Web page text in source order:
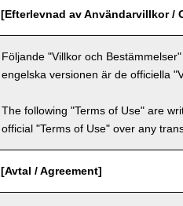
[Efterlevnad av Användarvillkor /
Följande "Villkor och
engelska versionen är de officiella
The following "Terms of Use" are
official "Terms of Use" over any
[Avtal / Agreement]